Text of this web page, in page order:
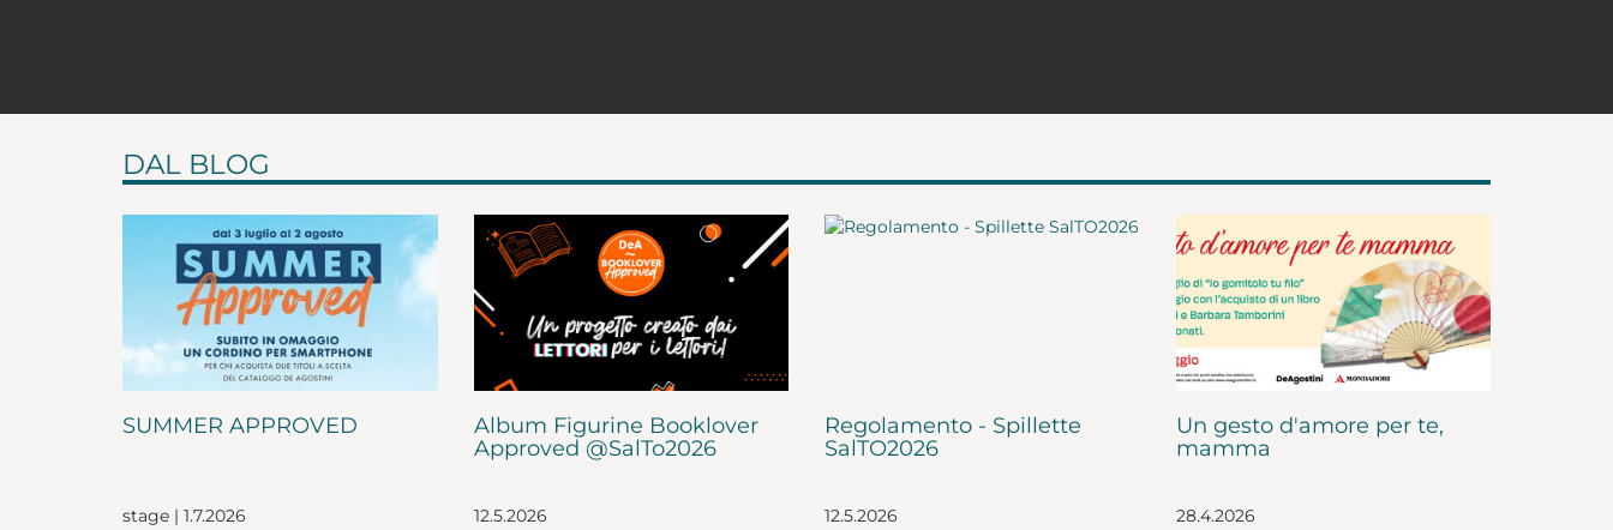
DAL BLOG
SUMMER APPROVED
stage | 1.7.2026
Album Figurine Booklover
Approved @SalTo2026
12.5.2026
Regolamento - Spillette
SalTO2026
12.5.2026
Un gesto d'amore per te,
mamma
28.4.2026